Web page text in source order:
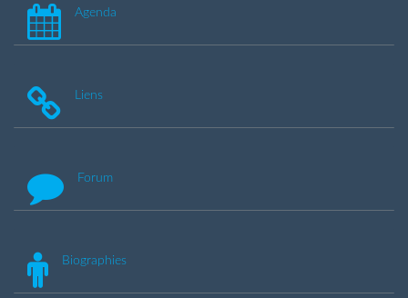
Agenda
Liens
Forum
Biographies